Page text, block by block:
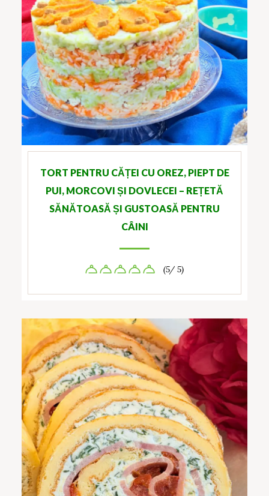
TORT PENTRU CĂȚEI CU OREZ, PIEPT DE
PUI, MORCOVI ȘI DOVLECEI – REȚETĂ
SĂNĂTOASĂ ȘI GUSTOASĂ PENTRU
CÂINI
(5/ 5)